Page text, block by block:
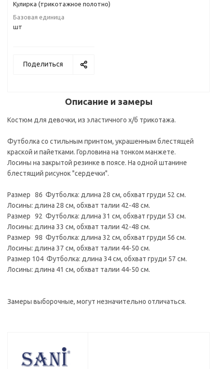
Кулирка (трикотажное полотно)
Базовая единица
шт
Поделиться
Описание и замеры
Костюм для девочки, из эластичного х/б трикотажа.
Футболка со стильным принтом, украшенным блестящей
краской и пайетками. Горловина на тонком манжете.
Лосины на закрытой резинке в поясе. На одной штанине
блестящий рисунок "сердечки".
Размер 86 Футболка: длина 28 см, обхват груди 52 см.
Лосины: длина 28 см, обхват талии 42-48 см.
Размер 92 Футболка: длина 31 см, обхват груди 53 см.
Лосины: длина 33 см, обхват талии 42-48 см.
Размер 98 Футболка: длина 32 см, обхват груди 56 см.
Лосины: длина 37 см, обхват талии 44-50 см.
Размер 104 Футболка: длина 34 см, обхват груди 57 см.
Лосины: длина 41 см, обхват талии 44-50 см.
Замеры выборочные, могут незначительно отличаться.